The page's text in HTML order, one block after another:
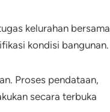
kelurahan bersama
kondisi bangunan.
Proses pendataan,
secara terbuka